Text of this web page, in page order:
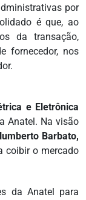
por
é que, ao
da transação,
fornecedor, nos
e Eletrônica
Anatel. Na visão
Barbato,
coibir o mercado
da Anatel para